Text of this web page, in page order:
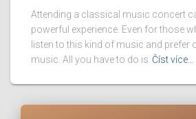
Attending a classical music concert
powerful experience. Even for those
listen to this kind of music and prefer
music. All you have to do is Číst více…